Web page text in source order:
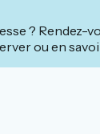
? Rendez-
ou en